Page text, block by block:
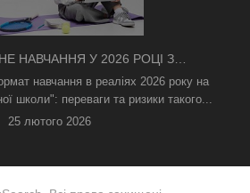
НАВЧАННЯ У 2026 РОЦІ З
СВІТЛА: ЯК АСИНХРОННИЙ
ОСВІТНІЙ ПРОЦЕС
навчання в реаліях 2026 року на
школи": переваги та ризики такого...
25 лютого 2026